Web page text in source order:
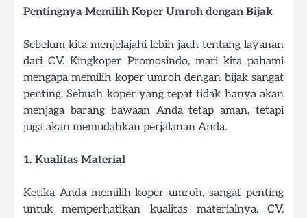
Pentingnya Memilih Koper Umroh dengan Bijak
Sebelum kita menjelajahi lebih jauh tentang layanan
dari CV. Kingkoper Promosindo, mari kita pahami
mengapa memilih koper umroh dengan bijak sangat
penting. Sebuah koper yang tepat tidak hanya akan
menjaga barang bawaan Anda tetap aman, tetapi
juga akan memudahkan perjalanan Anda.
1. Kualitas Material
Ketika Anda memilih koper umroh, sangat penting
untuk memperhatikan kualitas materialnya. CV.